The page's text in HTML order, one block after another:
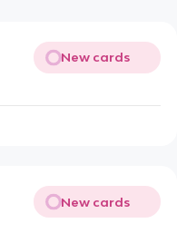
New cards
New cards